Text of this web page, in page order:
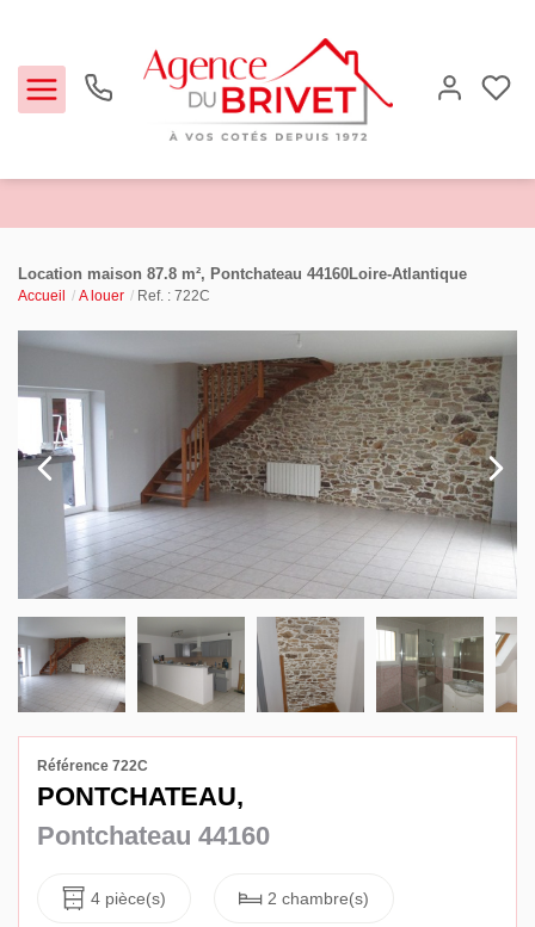
Acheter
Biens vendus
Notre Agence
Avis
Contact
Location maison 87.8 m², Pontchateau 44160Loire-Atlantique
Accueil A louer Ref. : 722C
Référence 722C
PONTCHATEAU,
Pontchateau 44160
4 pièce(s) 2 chambre(s)